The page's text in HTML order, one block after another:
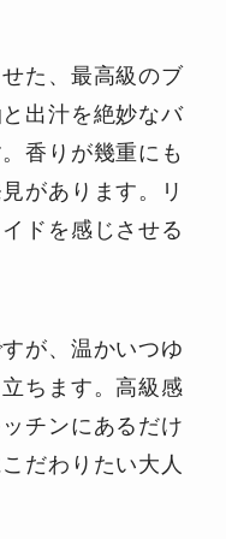
た、最高級のブ
出汁を絶妙なバ
香りが幾重にも
があります。リ
ドを感じさせる
が、温かいつゆ
ちます。高級感
チンにあるだけ
だわりたい大人